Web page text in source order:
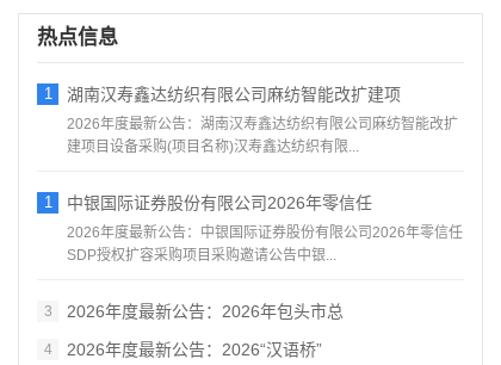
热点信息
1 湖南汉寿鑫达纺织有限公司麻纺智能改扩建项
2026年度最新公告：湖南汉寿鑫达纺织有限公司麻纺智能改扩
建项目设备采购(项目名称)汉寿鑫达纺织有限...
1 中银国际证券股份有限公司2026年零信任
2026年度最新公告：中银国际证券股份有限公司2026年零信任
SDP授权扩容采购项目采购邀请公告中银...
3 2026年度最新公告：2026年包头市总
4 2026年度最新公告：2026“汉语桥”